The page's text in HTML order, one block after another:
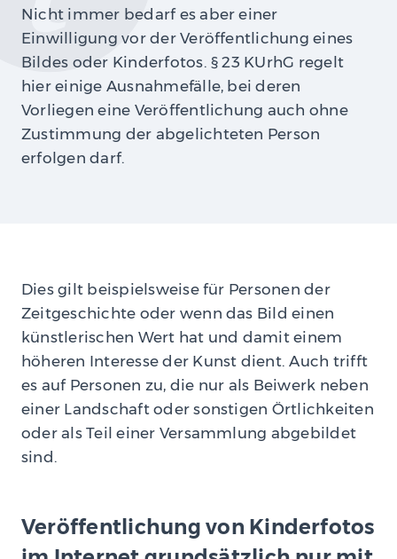
Nicht immer bedarf es aber einer
Einwilligung vor der Veröffentlichung eines
Bildes oder Kinderfotos. § 23 KUrhG regelt
hier einige Ausnahmefälle, bei deren
Vorliegen eine Veröffentlichung auch ohne
Zustimmung der abgelichteten Person
erfolgen darf.
Dies gilt beispielsweise für Personen der
Zeitgeschichte oder wenn das Bild einen
künstlerischen Wert hat und damit einem
höheren Interesse der Kunst dient. Auch trifft
es auf Personen zu, die nur als Beiwerk neben
einer Landschaft oder sonstigen Örtlichkeiten
oder als Teil einer Versammlung abgebildet
sind.
Veröffentlichung von Kinderfotos